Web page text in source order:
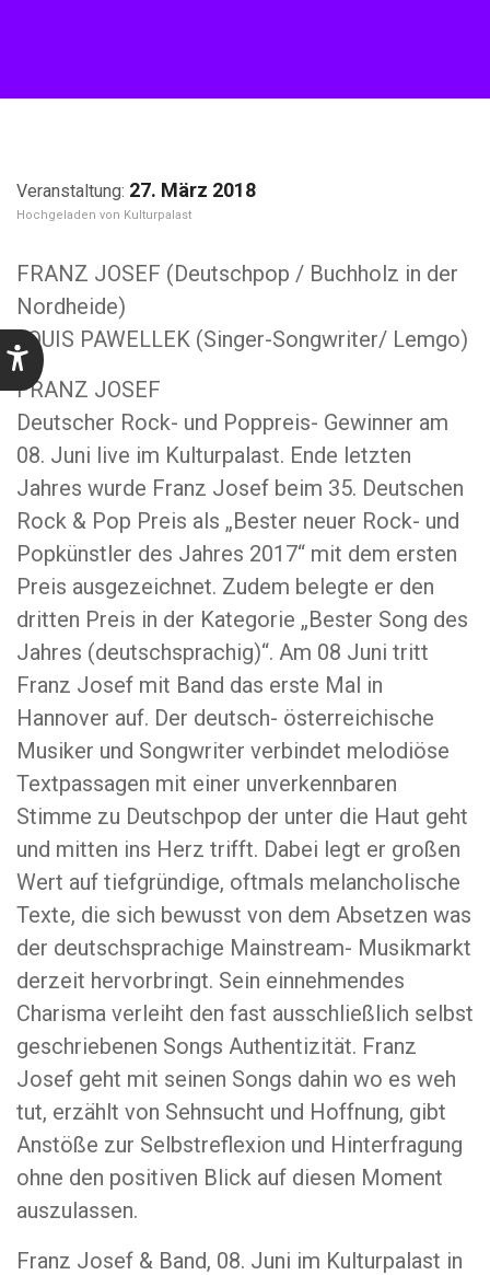
27. März 2018
Kulturpalast
FRANZ JOSEF (Deutschpop / Buchholz in der
Nordheide)
LOUIS PAWELLEK (Singer-Songwriter/ Lemgo)
FRANZ JOSEF
Deutscher Rock- und Poppreis- Gewinner am
08. Juni live im Kulturpalast. Ende letzten
Jahres wurde Franz Josef beim 35. Deutschen
Rock & Pop Preis als „Bester neuer Rock- und
Popkünstler des Jahres 2017“ mit dem ersten
Preis ausgezeichnet. Zudem belegte er den
dritten Preis in der Kategorie „Bester Song des
Jahres (deutschsprachig)“. Am 08 Juni tritt
Franz Josef mit Band das erste Mal in
Hannover auf. Der deutsch- österreichische
Musiker und Songwriter verbindet melodiöse
Textpassagen mit einer unverkennbaren
Stimme zu Deutschpop der unter die Haut geht
und mitten ins Herz trifft. Dabei legt er großen
Wert auf tiefgründige, oftmals melancholische
Texte, die sich bewusst von dem Absetzen was
der deutschsprachige Mainstream- Musikmarkt
derzeit hervorbringt. Sein einnehmendes
Charisma verleiht den fast ausschließlich selbst
geschriebenen Songs Authentizität. Franz
Josef geht mit seinen Songs dahin wo es weh
tut, erzählt von Sehnsucht und Hoffnung, gibt
Anstöße zur Selbstreflexion und Hinterfragung
ohne den positiven Blick auf diesen Moment
auszulassen.
Franz Josef & Band, 08. Juni im Kulturpalast in